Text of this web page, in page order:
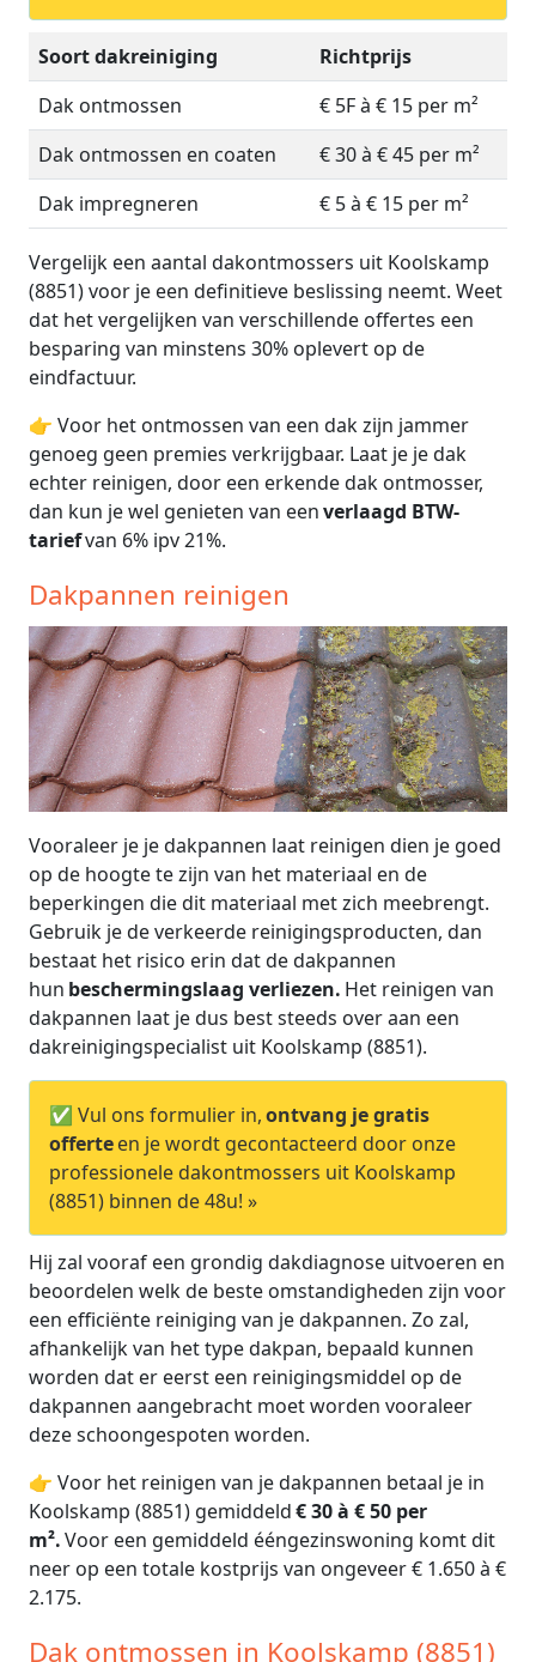
Soort dakreiniging
Richtprijs
Dak ontmossen
€ 5F à € 15 per m²
Dak ontmossen en coaten
€ 30 à € 45 per m²
Dak impregneren
€ 5 à € 15 per m²
Vergelijk een aantal dakontmossers uit Koolskamp
(8851) voor je een definitieve beslissing neemt. Weet
dat het vergelijken van verschillende offertes een
besparing van minstens 30% oplevert op de
eindfactuur.
👉 Voor het ontmossen van een dak zijn jammer
genoeg geen premies verkrijgbaar. Laat je je dak
echter reinigen, door een erkende dak ontmosser,
dan kun je wel genieten van eenverlaagd BTW-
tariefvan 6% ipv 21%.
Dakpannen reinigen
Vooraleer je je dakpannen laat reinigen dien je goed
op de hoogte te zijn van het materiaal en de
beperkingen die dit materiaal met zich meebrengt.
Gebruik je de verkeerde reinigingsproducten, dan
bestaat het risico erin dat de dakpannen
hun beschermingslaag verliezen. Het reinigen van
dakpannen laat je dus best steeds over aan een
dakreinigingspecialist uit Koolskamp (8851).
✅ Vul ons formulier in,ontvang je gratis
offerteen je wordt gecontacteerd door onze
professionele dakontmossers uit Koolskamp
(8851) binnen de 48u! »
Hij zal vooraf een grondig dakdiagnose uitvoeren en
beoordelen welk de beste omstandigheden zijn voor
een efficiënte reiniging van je dakpannen. Zo zal,
afhankelijk van het type dakpan, bepaald kunnen
worden dat er eerst een reinigingsmiddel op de
dakpannen aangebracht moet worden vooraleer
deze schoongespoten worden.
👉 Voor het reinigen van je dakpannen betaal je in
Koolskamp (8851) gemiddeld€ 30 à € 50 per
m².Voor een gemiddeld ééngezinswoning komt dit
neer op een totale kostprijs van ongeveer € 1.650 à €
2.175.
Dak ontmossen in Koolskamp (8851)